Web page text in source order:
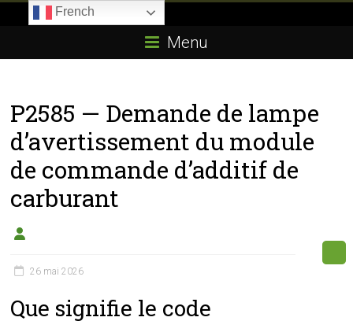
E85.com
passion
du
boîtier
éthanol
Menu
P2585 — Demande de lampe
d’avertissement du module
de commande d’additif de
carburant
26 mai 2026
Que signifie le code
French